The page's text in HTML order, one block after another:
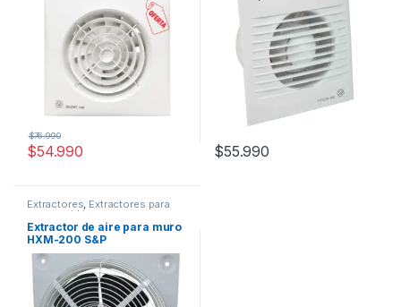
$54.990
$76.990
$55.990
Extractores, Extractores para
muro o vidrio
Extractor de aire para muro
HXM-200 S&P